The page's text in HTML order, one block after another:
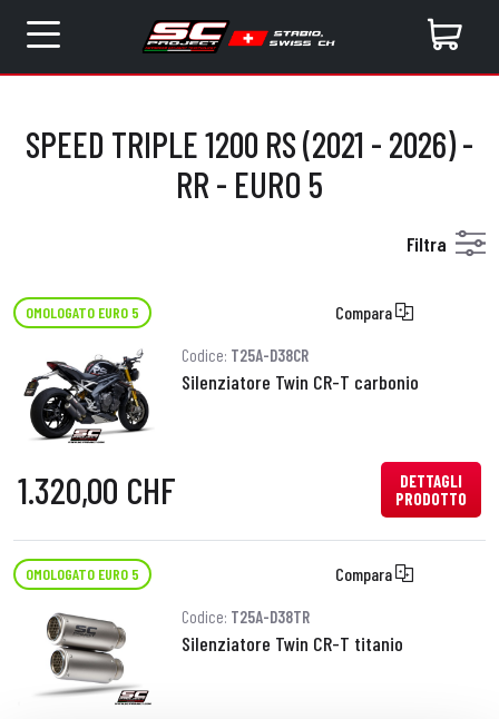
SPEED TRIPLE 1200 RS (2021 - 2026) -
RR - EURO 5
Filtra
OMOLOGATO EURO 5 Compara
Codice: T25A-D38CR
Silenziatore Twin CR-T carbonio
1.320,00 CHF
DETTAGLI
PRODOTTO
OMOLOGATO EURO 5 Compara
Codice: T25A-D38TR
Silenziatore Twin CR-T titanio